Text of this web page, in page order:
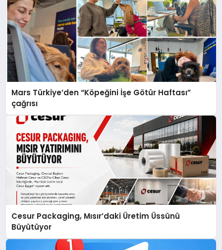
Mars Türkiye’den “Köpeğini İşe Götür Haftası”
çağrısı
Cesur Packaging, Mısır’daki Üretim Üssünü
Büyütüyor